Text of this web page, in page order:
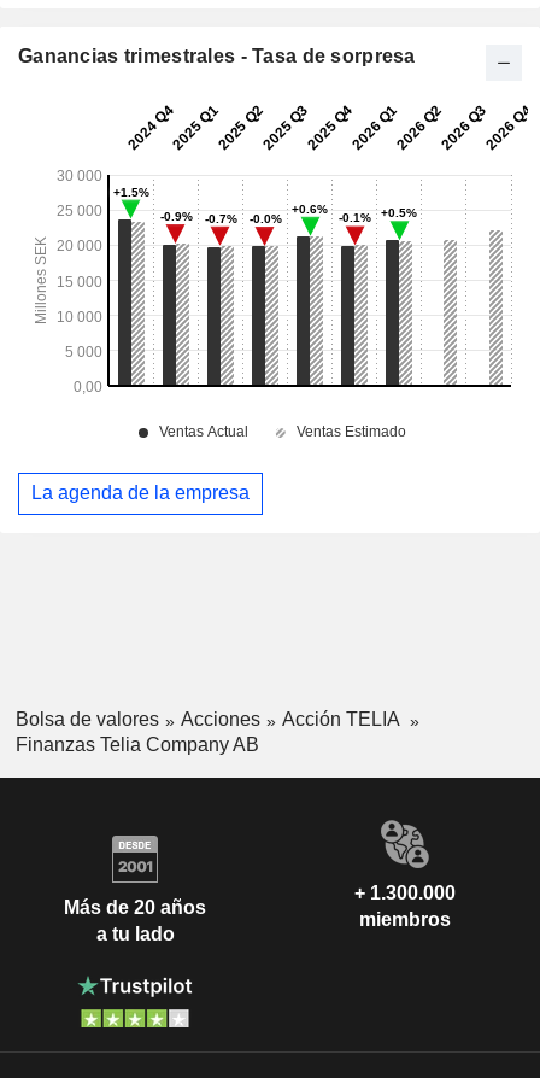
Ganancias trimestrales - Tasa de sorpresa
La agenda de la empresa
Bolsa de valores Acciones
Acción TELIA
Finanzas Telia Company AB
Más de 20 años
a tu lado
+ 1.300.000
miembros